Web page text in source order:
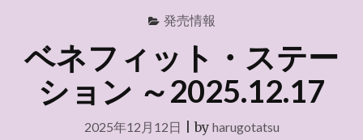
発売情報
ベネフィット・ステー
ション ～2025.12.17
2025年12月12日 |by harugotatsu